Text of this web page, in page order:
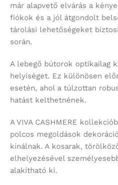
már alapvető elvárás a
fiókok és a jól átgondolt
tárolási lehetőségeket
során.
A lebegő bútorok optikailag
helyiséget. Ez különösen
esetén, ahol a túlzottan
hatást kelthetnének.
A VIVA CASHMERE
polcos megoldások
kínálnak. A kosarak,
elhelyezésével
alakítható ki.